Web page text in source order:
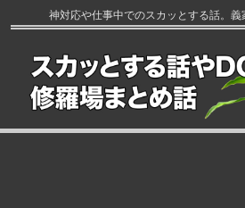
神対応や仕事中でのスカッとする話。義